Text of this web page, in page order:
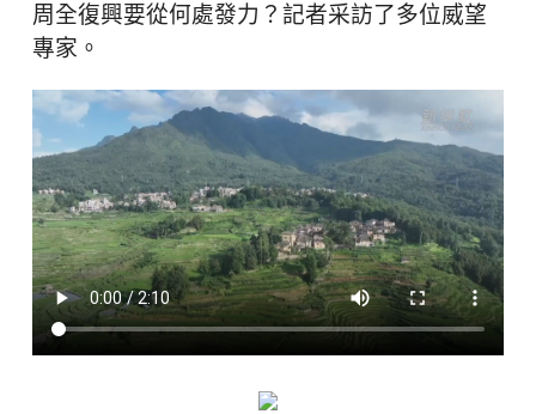
周全復興要從何處發力？記者采訪了多位威望
專家。